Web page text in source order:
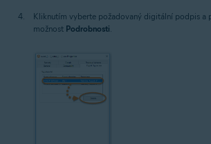
Kliknutím vyberte požadovaný digitální podpis a
možnost Podrobnosti.